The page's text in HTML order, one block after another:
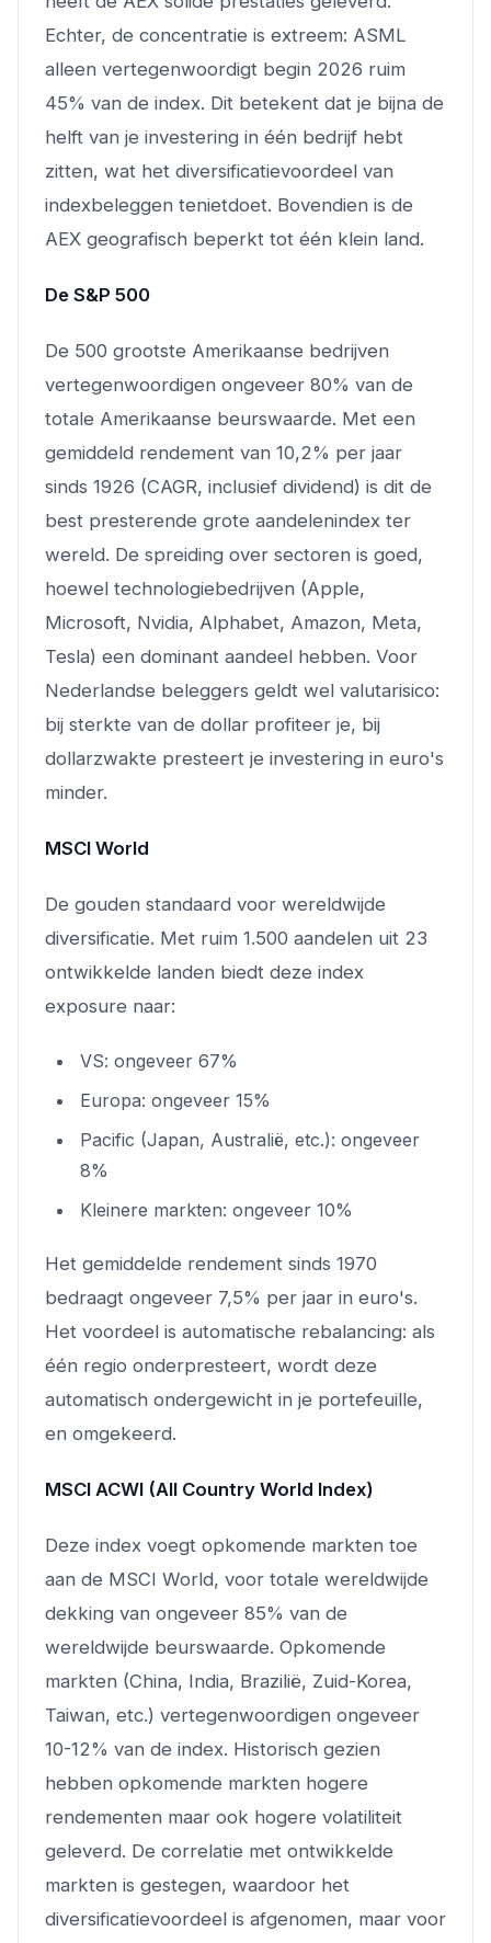
Echter, de concentratie is extreem: ASML
alleen vertegenwoordigt begin 2026 ruim
45% van de index. Dit betekent dat je bijna de
helft van je investering in één bedrijf hebt
zitten, wat het diversificatievoordeel van
indexbeleggen tenietdoet. Bovendien is de
AEX geografisch beperkt tot één klein land.
De S&P 500
De 500 grootste Amerikaanse bedrijven
vertegenwoordigen ongeveer 80% van de
totale Amerikaanse beurswaarde. Met een
gemiddeld rendement van 10,2% per jaar
sinds 1926 (CAGR, inclusief dividend) is dit de
best presterende grote aandelenindex ter
wereld. De spreiding over sectoren is goed,
hoewel technologiebedrijven (Apple,
Microsoft, Nvidia, Alphabet, Amazon, Meta,
Tesla) een dominant aandeel hebben. Voor
Nederlandse beleggers geldt wel valutarisico:
bij sterkte van de dollar profiteer je, bij
dollarzwakte presteert je investering in euro's
minder.
MSCI World
De gouden standaard voor wereldwijde
diversificatie. Met ruim 1.500 aandelen uit 23
ontwikkelde landen biedt deze index
exposure naar:
VS: ongeveer 67%
Europa: ongeveer 15%
Pacific (Japan, Australië, etc.): ongeveer
8%
Kleinere markten: ongeveer 10%
Het gemiddelde rendement sinds 1970
bedraagt ongeveer 7,5% per jaar in euro's.
Het voordeel is automatische rebalancing: als
één regio onderpresteert, wordt deze
automatisch ondergewicht in je portefeuille,
en omgekeerd.
MSCI ACWI (All Country World Index)
Deze index voegt opkomende markten toe
aan de MSCI World, voor totale wereldwijde
dekking van ongeveer 85% van de
wereldwijde beurswaarde. Opkomende
markten (China, India, Brazilië, Zuid-Korea,
Taiwan, etc.) vertegenwoordigen ongeveer
10-12% van de index. Historisch gezien
hebben opkomende markten hogere
rendementen maar ook hogere volatiliteit
geleverd. De correlatie met ontwikkelde
markten is gestegen, waardoor het
diversificatievoordeel is afgenomen, maar voor